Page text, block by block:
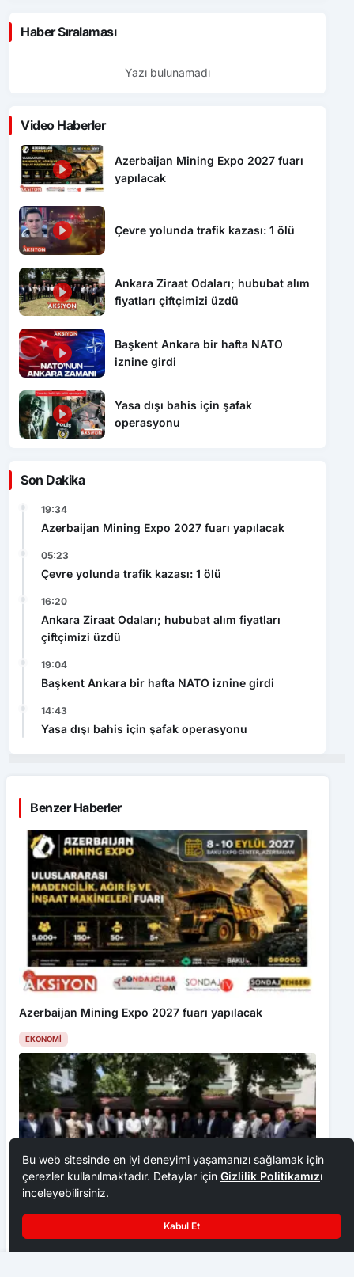
Haber Sıralaması
Yazı bulunamadı
Video Haberler
Azerbaijan Mining Expo 2027 fuarı
yapılacak
Çevre yolunda trafik kazası: 1 ölü
Ankara Ziraat Odaları; hububat alım
fiyatları çiftçimizi üzdü
Başkent Ankara bir hafta NATO
iznine girdi
Yasa dışı bahis için şafak
operasyonu
Son Dakika
19:34
Azerbaijan Mining Expo 2027 fuarı yapılacak
05:23
Çevre yolunda trafik kazası: 1 ölü
16:20
Ankara Ziraat Odaları; hububat alım fiyatları
çiftçimizi üzdü
19:04
Başkent Ankara bir hafta NATO iznine girdi
14:43
Yasa dışı bahis için şafak operasyonu
Benzer Haberler
Azerbaijan Mining Expo 2027 fuarı yapılacak
EKONOMI
Ankara Ziraat Odaları; hububat alım fiyatları çiftçimizi
üzdü
Bu web sitesinde en iyi deneyimi yaşamanızı sağlamak için
çerezler kullanılmaktadır. Detaylar için Gizlilik Politikamızı
inceleyebilirsiniz.
Kabul Et